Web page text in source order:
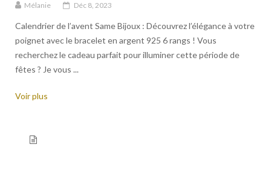
Mélanie Déc 8, 2023
Calendrier de l’avent Same Bijoux : Découvrez l’élégance à votre
poignet avec le bracelet en argent 925 6 rangs ! Vous
recherchez le cadeau parfait pour illuminer cette période de
fêtes ? Je vous ...
Voir plus